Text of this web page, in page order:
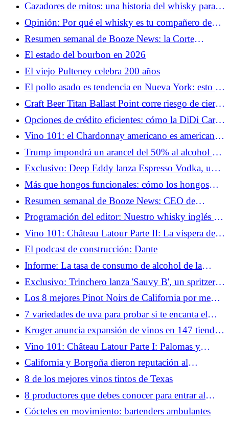
Cazadores de mitos: una historia del whisky para el
desayuno
Opinión: Por qué el whisky es tu compañero de
verano
Resumen semanal de Booze News: la Corte
Suprema revisará una demanda por un paquete de
6 cervezas, la caída de los precios de los viñedos en
Burdeos y más
El estado del bourbon en 2026
El viejo Pulteney celebra 200 años
El pollo asado es tendencia en Nueva York: esto es
lo que se puede beber en cada lugar
Craft Beer Titan Ballast Point corre riesgo de cierre
en medio de demandas internas
Opciones de crédito eficientes: cómo la DiDi Card
y nuestra tarjeta virtual agilizan tu acceso al crédito
Vino 101: el Chardonnay americano es americano
ahora
Trump impondrá un arancel del 50% al alcohol y
otros productos canadienses el próximo mes
Exclusivo: Deep Eddy lanza Espresso Vodka, un
Espresso Martini para batir y servir
Más que hongos funcionales: cómo los hongos
dan sabor al vino y a las bebidas espirituosas
Resumen semanal de Booze News: CEO de
Brown-Forman se jubilará, cosecha inusualmente
temprana en Santa Bárbara y más
Programación del editor: Nuestro whisky inglés de
ensueño XI antes de la semifinal
Vino 101: Château Latour Parte II: La víspera de
1855
El podcast de construcción: Dante
Informe: La tasa de consumo de alcohol de la
generación Z aumenta al 74%, mientras que los
boomers impulsan la disminución general
Exclusivo: Trinchero lanza 'Sauvy B', un spritzer
de vino con electrolitos añadidos
Los 8 mejores Pinot Noirs de California por menos
de 30 dólares
7 variedades de uva para probar si te encanta el
Cabernet Sauvignon
Kroger anuncia expansión de vinos en 147 tiendas,
agregando barras de degustación y etiquetas
premium
Vino 101: Château Latour Parte I: Palomas y
riqueza
California y Borgoña dieron reputación al
Chardonnay. ¿Podrá Oregón abrirse paso?
8 de los mejores vinos tintos de Texas
8 productores que debes conocer para entrar al
Grüner Veltliner austriaco
Cócteles en movimiento: bartenders ambulantes